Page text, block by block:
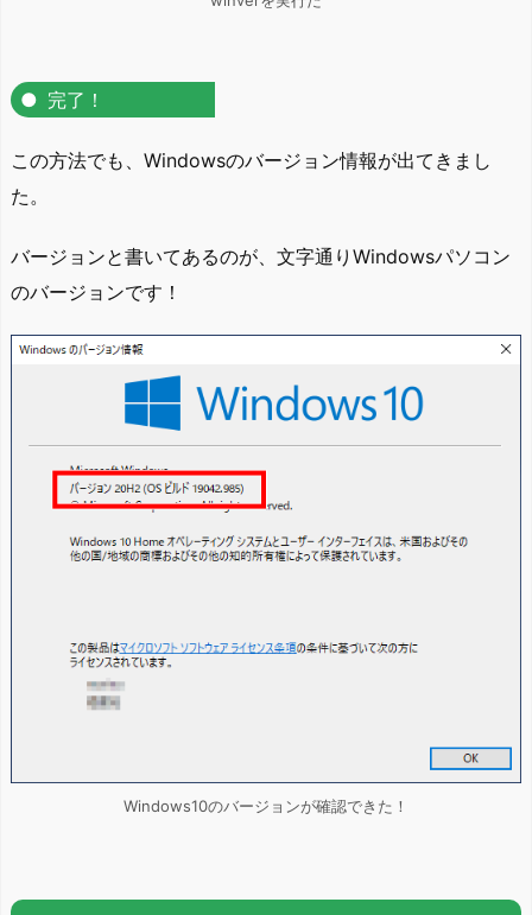
完了！
この方法でも、Windowsのバージョン情報が出てきまし
た。
バージョンと書いてあるのが、文字通りWindowsパソコン
のバージョンです！
Windows10のバージョンが確認できた！